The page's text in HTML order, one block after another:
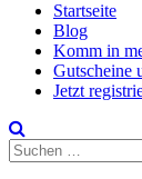
Startseite
Blog
Komm in
Gutscheine
Jetzt
Suchen
nach: